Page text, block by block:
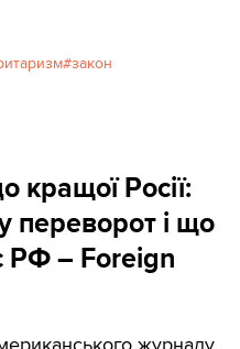
15 діб з дня його
закон
кращої Росії:
переворот і що
РФ – Foreign